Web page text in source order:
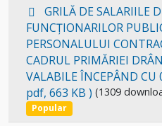
Select
an
item
p
d
f
GRILĂ DE SALARIILE
FUNCȚIONARILOR
PERSONALULUI
CADRUL PRIMĂRIEI
VALABILE ÎNCEPÂND CU
pdf, 663 KB ) (1309
Popular